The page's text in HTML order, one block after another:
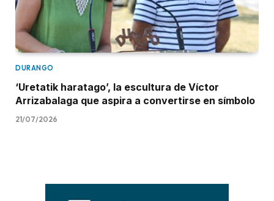
DURANGO
‘Uretatik haratago’, la escultura de Víctor
Arrizabalaga que aspira a convertirse en símbolo
21/07/2026